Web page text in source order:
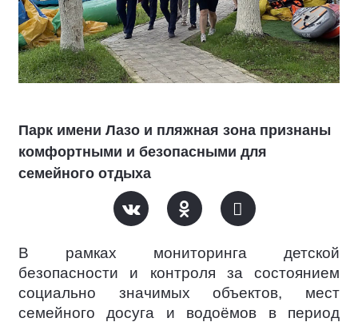
Парк имени Лазо и пляжная зона признаны
комфортными и безопасными для
семейного отдыха
В рамках мониторинга детской
безопасности и контроля за состоянием
социально значимых объектов, мест
семейного досуга и водоёмов в период